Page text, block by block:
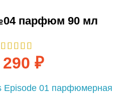
парфюм 90 мл
₽